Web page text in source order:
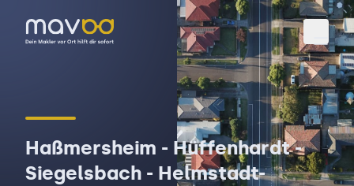
Haßmersheim - Hüffenhardt -
Siegelsbach - Helmstadt-